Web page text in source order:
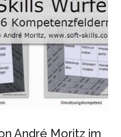
André Moritz im